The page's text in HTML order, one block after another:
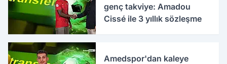
genç takviye: Amadou
Cissé ile 3 yıllık sözleşme
Amedspor'dan kaleye